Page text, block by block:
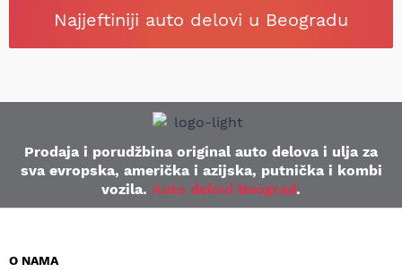
Najjeftiniji auto delovi u Beogradu
Prodaja i porudžbina original auto delova i ulja za
sva evropska, američka i azijska, putnička i kombi
vozila. Auto delovi Beograd.
O NAMA